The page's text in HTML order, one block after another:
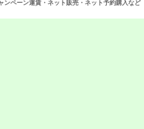
ンペーン運賃・ネット販売・ネット予約購入など